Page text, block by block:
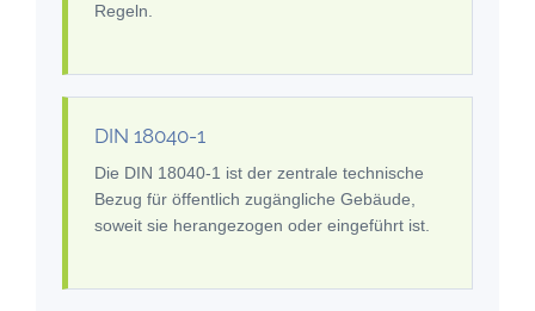
Regeln.
DIN 18040-1
Die DIN 18040-1 ist der zentrale technische
Bezug für öffentlich zugängliche Gebäude,
soweit sie herangezogen oder eingeführt ist.